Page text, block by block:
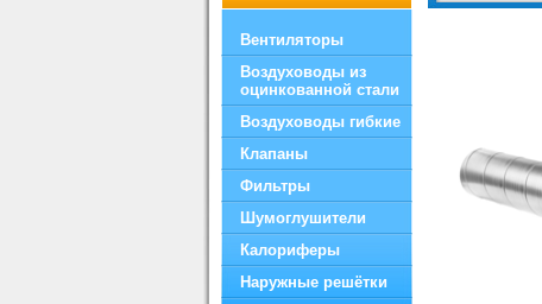
Вентиляторы
Воздуховоды из
оцинкованной стали
Воздуховоды гибкие
Клапаны
Фильтры
Шумоглушители
Калориферы
Наружные решётки